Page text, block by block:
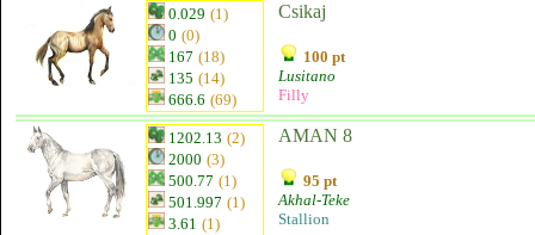
0.029 (1)
0 (0)
167 (18)
135 (14)
666.6 (69)
Csikaj
100 pt
Lusitano
Filly
1202.13 (2)
2000 (3)
500.77 (1)
501.997 (1)
3.61 (1)
AMAN 8
95 pt
Akhal-Teke
Stallion